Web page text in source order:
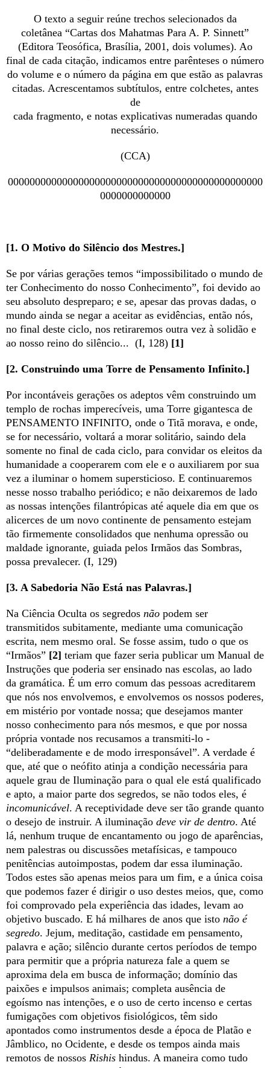
O texto a seguir reúne trechos selecionados da
coletânea “Cartas dos Mahatmas Para A. P. Sinnett”
(Editora Teosófica, Brasília, 2001, dois volumes). Ao
final de cada citação, indicamos entre parênteses o número
do volume e o número da página em que estão as palavras
citadas. Acrescentamos subtítulos, entre colchetes, antes
de
cada fragmento, e notas explicativas numeradas quando
necessário.
(CCA)
00000000000000000000000000000000000000000000000
0000000000000
[1. O Motivo do Silêncio dos Mestres.]
Se por várias gerações temos “impossibilitado o mundo de
ter Conhecimento do nosso Conhecimento”, foi devido ao
seu absoluto despreparo; e se, apesar das provas dadas, o
mundo ainda se negar a aceitar as evidências, então nós,
no final deste ciclo, nos retiraremos outra vez à solidão e
ao nosso reino do silêncio... (I, 128) [1]
[2. Construindo uma Torre de Pensamento Infinito.]
Por incontáveis gerações os adeptos vêm construindo um
templo de rochas imperecíveis, uma Torre gigantesca de
PENSAMENTO INFINITO, onde o Titã morava, e onde,
se for necessário, voltará a morar solitário, saindo dela
somente no final de cada ciclo, para convidar os eleitos da
humanidade a cooperarem com ele e o auxiliarem por sua
vez a iluminar o homem supersticioso. E continuaremos
nesse nosso trabalho periódico; e não deixaremos de lado
as nossas intenções filantrópicas até aquele dia em que os
alicerces de um novo continente de pensamento estejam
tão firmemente consolidados que nenhuma opressão ou
maldade ignorante, guiada pelos Irmãos das Sombras,
possa prevalecer. (I, 129)
[3. A Sabedoria Não Está nas Palavras.]
Na Ciência Oculta os segredos não podem ser
transmitidos subitamente, mediante uma comunicação
escrita, nem mesmo oral. Se fosse assim, tudo o que os
“Irmãos” [2] teriam que fazer seria publicar um Manual de
Instruções que poderia ser ensinado nas escolas, ao lado
da gramática. É um erro comum das pessoas acreditarem
que nós nos envolvemos, e envolvemos os nossos poderes,
em mistério por vontade nossa; que desejamos manter
nosso conhecimento para nós mesmos, e que por nossa
própria vontade nos recusamos a transmiti-lo -
“deliberadamente e de modo irresponsável”. A verdade é
que, até que o neófito atinja a condição necessária para
aquele grau de Iluminação para o qual ele está qualificado
e apto, a maior parte dos segredos, se não todos eles, é
incomunicável. A receptividade deve ser tão grande quanto
o desejo de instruir. A iluminação deve vir de dentro. Até
lá, nenhum truque de encantamento ou jogo de aparências,
nem palestras ou discussões metafísicas, e tampouco
penitências autoimpostas, podem dar essa iluminação.
Todos estes são apenas meios para um fim, e a única coisa
que podemos fazer é dirigir o uso destes meios, que, como
foi comprovado pela experiência das idades, levam ao
objetivo buscado. E há milhares de anos que isto não é
segredo. Jejum, meditação, castidade em pensamento,
palavra e ação; silêncio durante certos períodos de tempo
para permitir que a própria natureza fale a quem se
aproxima dela em busca de informação; domínio das
paixões e impulsos animais; completa ausência de
egoísmo nas intenções, e o uso de certo incenso e certas
fumigações com objetivos fisiológicos, têm sido
apontados como instrumentos desde a época de Platão e
Jâmblico, no Ocidente, e desde os tempos ainda mais
remotos de nossos Rishis hindus. A maneira como tudo